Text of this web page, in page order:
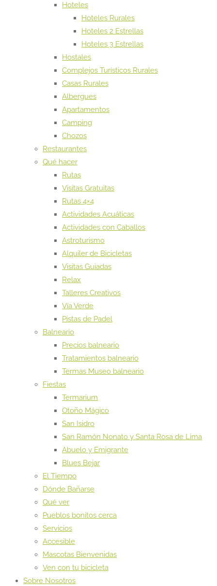
Hoteles
Hoteles Rurales
Hoteles 2 Estrellas
Hoteles 3 Estrellas
Hostales
Complejos Turísticos Rurales
Casas Rurales
Albergues
Apartamentos
Camping
Chozos
Restaurantes
Qué hacer
Rutas
Visitas Gratuitas
Rutas 4×4
Actividades Acuáticas
Actividades con Caballos
Astroturismo
Alquiler de Bicicletas
Visitas Guiadas
Relax
Talleres Creativos
Vía Verde
Pistas de Padel
Balneario
Precios balneario
Tratamientos balneario
Termas Museo balneario
Fiestas
Termarium
Otoño Mágico
San Isidro
San Ramón Nonato y Santa Rosa de Lima
Abuelo y Emigrante
Blues Bejar
El Tiempo
Dónde Bañarse
Qué ver
Pueblos bonitos cerca
Servicios
Accesible
Mascotas Bienvenidas
Ven con tu bicicleta
Sobre Nosotros